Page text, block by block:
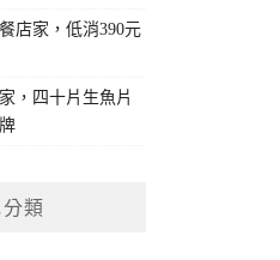
店家，低消390元
，四十片生魚片
類